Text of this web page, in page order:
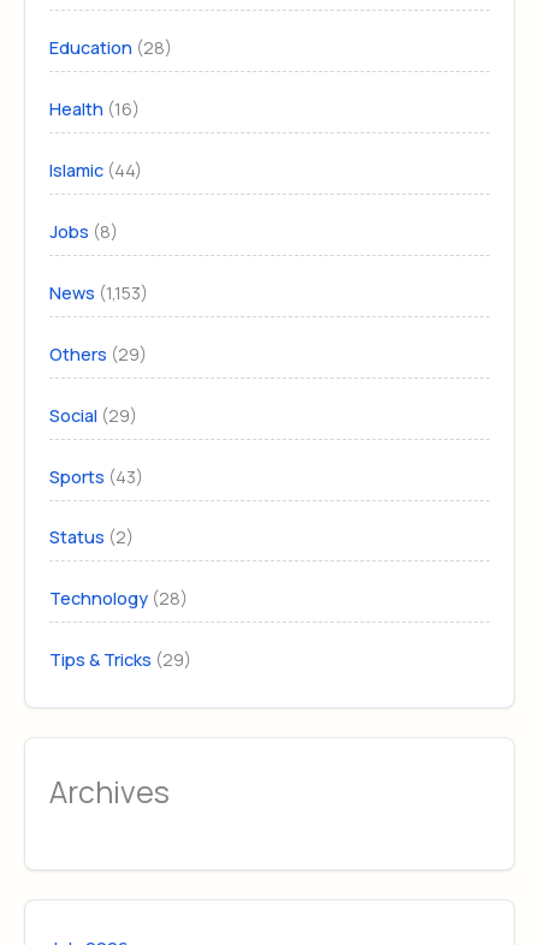
Education (28)
Health (16)
Islamic (44)
Jobs (8)
News (1,153)
Others (29)
Social (29)
Sports (43)
Status (2)
Technology (28)
Tips & Tricks (29)
Archives